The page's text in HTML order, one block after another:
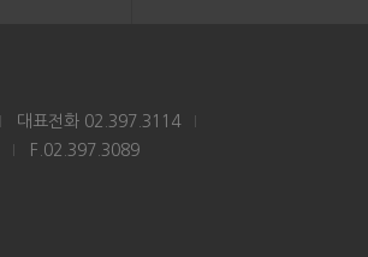
대표전화 02.397.3114
F.02.397.3089